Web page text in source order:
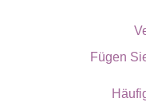
Fügen